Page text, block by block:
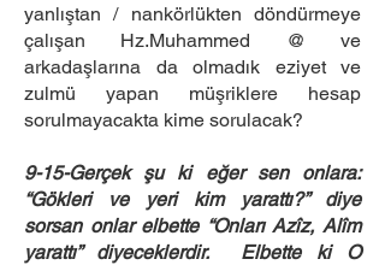
yanlıştan / nankörlükten döndürmeye
çalışan Hz.Muhammed @ ve
arkadaşlarına da olmadık eziyet ve
zulmü yapan müşriklere hesap
sorulmayacakta kime sorulacak?
9-15-Gerçek şu ki eğer sen onlara:
“Gökleri ve yeri kim yarattı?” diye
sorsan onlar elbette “Onları Azîz, Alîm
yarattı” diyeceklerdir. Elbette ki O